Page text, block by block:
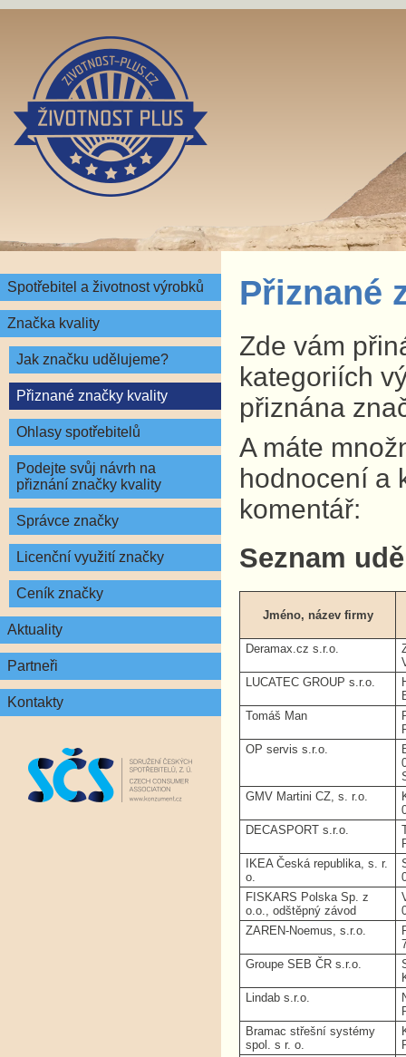
Spotřebitel a životnost výrobků
Značka kvality
Jak značku udělujeme?
Přiznané značky kvality
Ohlasy spotřebitelů
Podejte svůj návrh na
přiznání značky kvality
Správce značky
Licenční využití značky
Ceník značky
Aktuality
Partneři
Kontakty
Přiznané
Zde vám
kategoriích
přiznána
A máte
hodnocení a
komentář:
Seznam
Jméno, název firmy
Deramax.cz s.r.o.
LUCATEC GROUP s.r.o.
Tomáš Man
OP servis s.r.o.
GMV Martini CZ, s. r.o.
DECASPORT s.r.o.
IKEA Česká republika, s. r.
o.
FISKARS Polska Sp. z
o.o., odštěpný závod
ZAREN-Noemus, s.r.o.
Groupe SEB ČR s.r.o.
Lindab s.r.o.
Bramac střešní systémy
spol. s r. o.